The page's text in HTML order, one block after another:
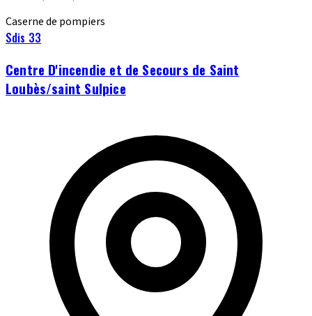
Caserne de pompiers
Sdis 33
Centre D'incendie et de Secours de Saint
Loubès/saint Sulpice